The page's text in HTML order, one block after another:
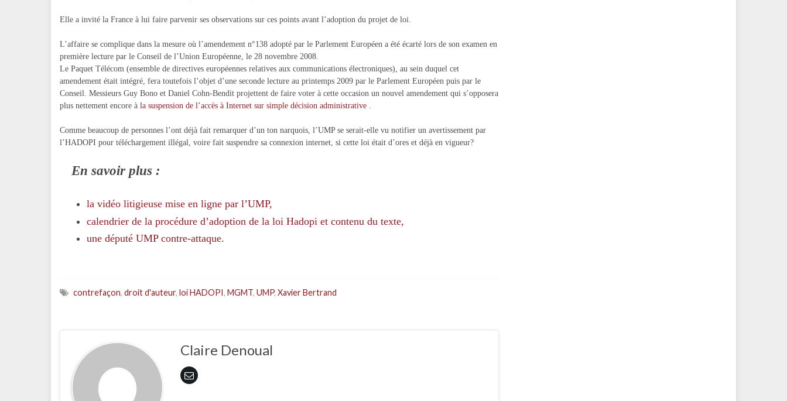
Elle a invité la France à lui faire parvenir ses observations sur ces points avant l’adoption du projet de loi.
L’affaire se complique dans la mesure où l’amendement n°138 adopté par le Parlement Européen a été écarté lors de son examen en
première lecture par le Conseil de l’Union Européenne, le 28 novembre 2008.
Le Paquet Télécom (ensemble de directives européennes relatives aux communications électroniques), au sein duquel cet
amendement était intégré, fera toutefois l’objet d’une seconde lecture au printemps 2009 par le Parlement Européen puis par le
Conseil. Messieurs Guy Bono et Daniel Cohn-Bendit projettent de faire voter à cette occasion un nouvel amendement qui s’opposera
plus nettement encore à la suspension de l’accès à Internet sur simple décision administrative .
Comme beaucoup de personnes l’ont déjà fait remarquer d’un ton narquois, l’UMP se serait-elle vu notifier un avertissement par
l’HADOPI pour téléchargement illégal, voire fait suspendre sa connexion internet, si cette loi était d’ores et déjà en vigueur?
En savoir plus :
la vidéo litigieuse mise en ligne par l’UMP,
calendrier de la procédure d’adoption de la loi Hadopi et contenu du texte,
une député UMP contre-attaque.
contrefaçon, droit d'auteur, loi HADOPI, MGMT, UMP, Xavier Bertrand
Claire Denoual